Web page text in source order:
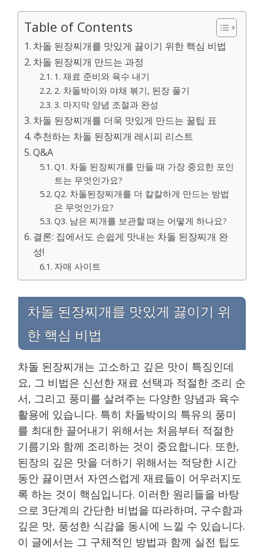
Table of Contents
차돌 된장찌개를 맛있게 끓이기 위한 핵심 비법
차돌 된장찌개 만드는 과정
1. 재료 준비와 육수 내기
2. 차돌박이와 야채 볶기, 된장 풀기
3. 마지막 양념 조절과 완성
차돌 된장찌개를 더욱 맛있게 만드는 꿀팁 표
추천하는 차돌 된장찌개 레시피 리스트
Q&A
Q1. 차돌 된장찌개를 만들 때 가장 중요한 포인
트는 무엇인가요?
Q2. 차돌된장찌개를 더 칼칼하게 만드는 방법
은 무엇인가요?
Q3. 남은 찌개를 보관할 때는 어떻게 하나요?
결론: 집에서도 손쉽게 맛내는 차돌 된장찌개 완
성!
자매 사이트
차돌 된장찌개를 맛있게 끓이기 위
한 핵심 비법
차돌 된장찌개는 고소하고 깊은 맛이 특징인데
요, 그 비법은 신선한 재료 선택과 적절한 조리 순
서, 그리고 풍미를 살려주는 다양한 양념과 육수
활용에 있습니다. 특히 차돌박이의 특유의 풍미
를 최대한 끌어내기 위해서는 처음부터 적절한
기름기와 함께 조리하는 것이 중요합니다. 또한,
된장의 깊은 맛을 더하기 위해서는 적당한 시간
동안 끓이면서 자연스럽게 재료들이 어우러지도
록 하는 것이 핵심입니다. 이러한 원리들을 바탕
으로 3단계의 간단한 비법을 따라하며, 구수함과
깊은 맛, 풍성한 식감을 동시에 느낄 수 있습니다.
이 글에서는 그 구체적인 방법과 함께 실전 팁도